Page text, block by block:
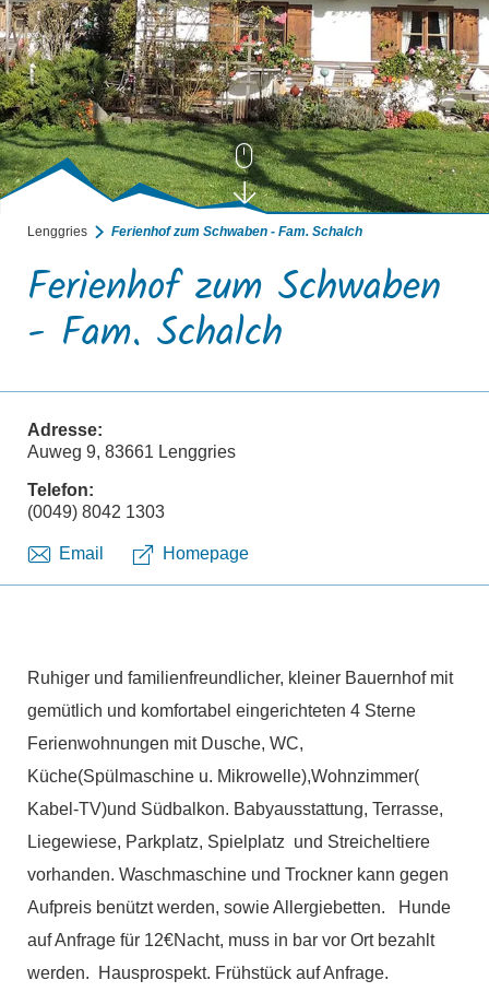
Lenggries Ferienhof zum Schwaben - Fam. Schalch
Ferienhof zum Schwaben
- Fam. Schalch
Adresse:
Auweg 9, 83661 Lenggries
Telefon:
(0049) 8042 1303
Email Homepage
Ruhiger und familienfreundlicher, kleiner Bauernhof mit
gemütlich und komfortabel eingerichteten 4 Sterne
Ferienwohnungen mit Dusche, WC,
Küche(Spülmaschine u. Mikrowelle),Wohnzimmer(
Kabel-TV)und Südbalkon. Babyausstattung, Terrasse,
Liegewiese, Parkplatz, Spielplatz und Streicheltiere
vorhanden. Waschmaschine und Trockner kann gegen
Aufpreis benützt werden, sowie Allergiebetten. Hunde
auf Anfrage für 12€Nacht, muss in bar vor Ort bezahlt
werden. Hausprospekt. Frühstück auf Anfrage.